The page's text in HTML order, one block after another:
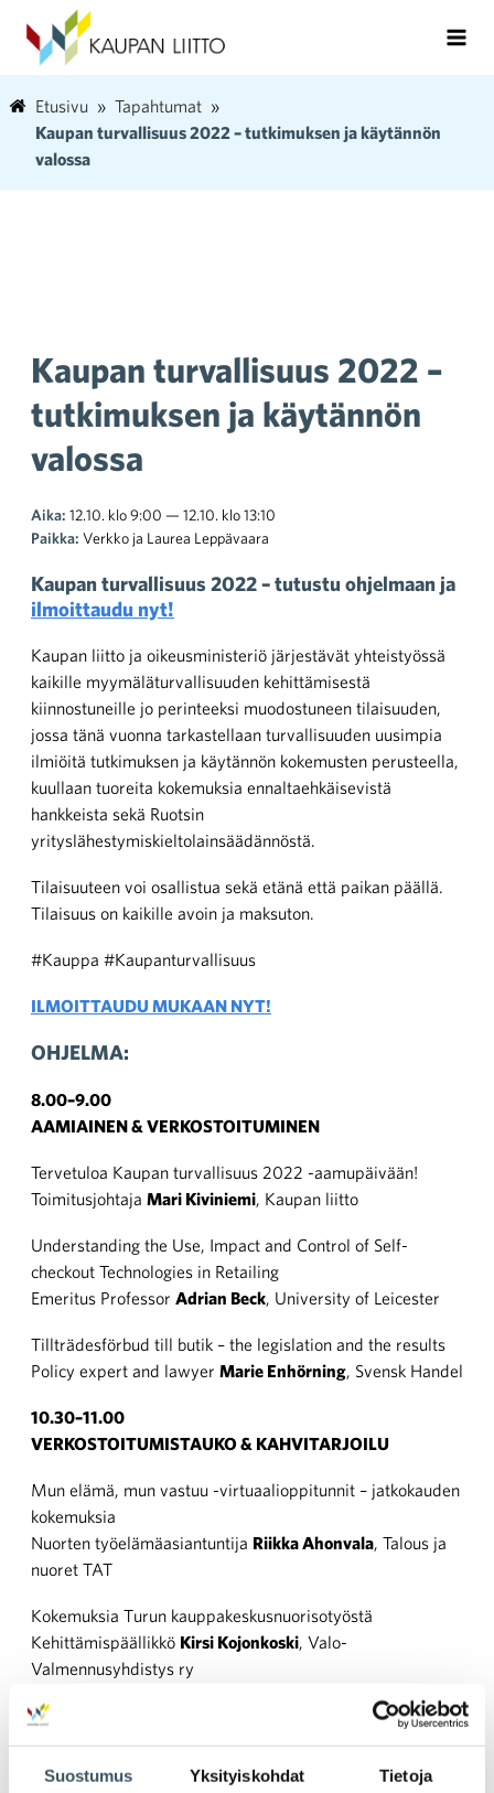
Suostumus Yksityiskohdat Tietoja
Etusivu
Tapahtumat
Kaupan turvallisuus 2022 – tutkimuksen ja käytännön
valossa
Kaupan turvallisuus 2022 –
tutkimuksen ja käytännön
valossa
Aika: 12.10. klo 9:00 — 12.10. klo 13:10
Paikka: Verkko ja Laurea Leppävaara
Kaupan turvallisuus 2022 – tutustu ohjelmaan ja
ilmoittaudu nyt!
Kaupan liitto ja oikeusministeriö järjestävät yhteistyössä
kaikille myymäläturvallisuuden kehittämisestä
kiinnostuneille jo perinteeksi muodostuneen tilaisuuden,
jossa tänä vuonna tarkastellaan turvallisuuden uusimpia
ilmiöitä tutkimuksen ja käytännön kokemusten perusteella,
kuullaan tuoreita kokemuksia ennaltaehkäisevistä
hankkeista sekä Ruotsin
yrityslähestymiskieltolainsäädännöstä.
Tilaisuuteen voi osallistua sekä etänä että paikan päällä.
Tilaisuus on kaikille avoin ja maksuton.
#Kauppa #Kaupanturvallisuus
ILMOITTAUDU MUKAAN NYT!
OHJELMA:
8.00–9.00
AAMIAINEN & VERKOSTOITUMINEN
Tervetuloa Kaupan turvallisuus 2022 -aamupäivään!
Toimitusjohtaja Mari Kiviniemi, Kaupan liitto
Understanding the Use, Impact and Control of Self-
checkout Technologies in Retailing
Emeritus Professor Adrian Beck, University of Leicester
Tillträdesförbud till butik – the legislation and the results
Policy expert and lawyer Marie Enhörning, Svensk Handel
10.30–11.00
VERKOSTOITUMISTAUKO & KAHVITARJOILU
Mun elämä, mun vastuu -virtuaalioppitunnit – jatkokauden
kokemuksia
Nuorten työelämäasiantuntija Riikka Ahonvala, Talous ja
nuoret TAT
Kokemuksia Turun kauppakeskusnuorisotyöstä
Kehittämispäällikkö Kirsi Kojonkoski, Valo-
Valmennusyhdistys ry
Kauppakeskus Hansa
Onko Suomessa katujengejä?